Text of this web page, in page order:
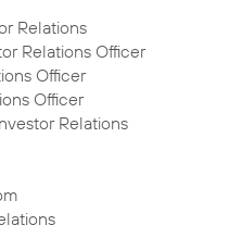
Relations
Relations Officer
Officer
Officer
Relations